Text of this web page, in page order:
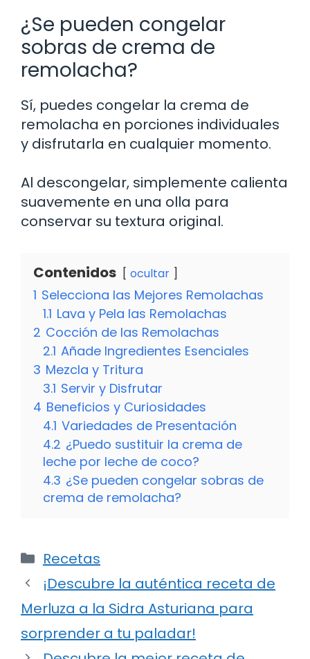
¿Se pueden congelar
sobras de crema de
remolacha?
Sí, puedes congelar la crema de
remolacha en porciones individuales
y disfrutarla en cualquier momento.
Al descongelar, simplemente calienta
suavemente en una olla para
conservar su textura original.
Contenidos ocultar
1 Selecciona las Mejores Remolachas
1.1 Lava y Pela las Remolachas
2 Cocción de las Remolachas
2.1 Añade Ingredientes Esenciales
3 Mezcla y Tritura
3.1 Servir y Disfrutar
4 Beneficios y Curiosidades
4.1 Variedades de Presentación
4.2 ¿Puedo sustituir la crema de
leche por leche de coco?
4.3 ¿Se pueden congelar sobras de
crema de remolacha?
Categorías
Recetas
¡Descubre la auténtica receta de
Merluza a la Sidra Asturiana para
sorprender a tu paladar!